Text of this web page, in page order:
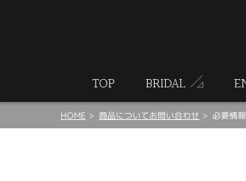
TOP BRIDAL
HOME 商品についてお問い合わせ 必要情